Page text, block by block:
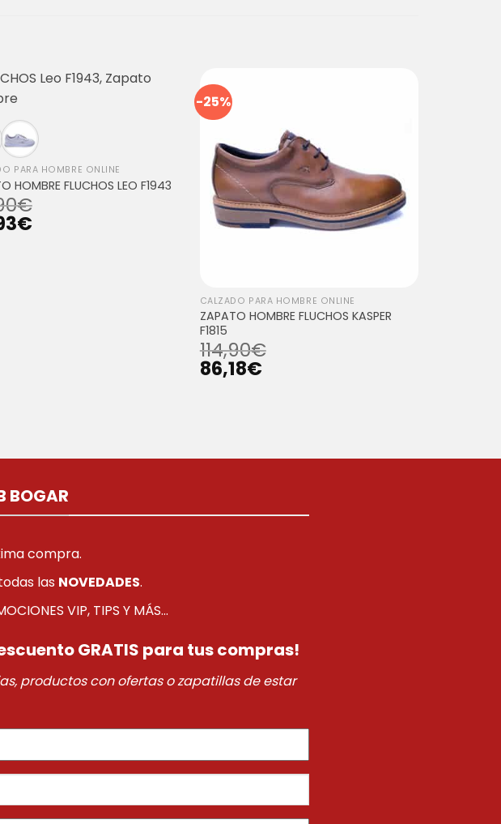
PARA HOMBRE ONLINE
HOMBRE FLUCHOS LEO F1943
€
€
-25%
CALZADO PARA HOMBRE ONLINE
ZAPATO HOMBRE FLUCHOS KASPER
F1815
114,90€
86,18€
BOGAR
compra.
las NOVEDADES.
VIP, TIPS Y MÁS...
GRATIS para tus compras!
productos con ofertas o zapatillas de estar